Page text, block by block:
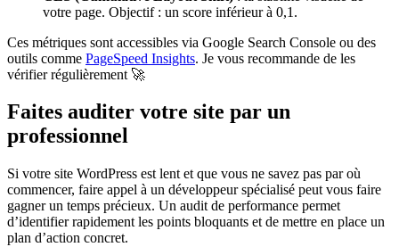
votre page. Objectif : un score inférieur à 0,1.
Ces métriques sont accessibles via Google Search Console ou des
outils comme PageSpeed Insights. Je vous recommande de les
vérifier régulièrement 🚀
Faites auditer votre site par un
professionnel
Si votre site WordPress est lent et que vous ne savez pas par où
commencer, faire appel à un développeur spécialisé peut vous faire
gagner un temps précieux. Un audit de performance permet
d’identifier rapidement les points bloquants et de mettre en place un
plan d’action concret.